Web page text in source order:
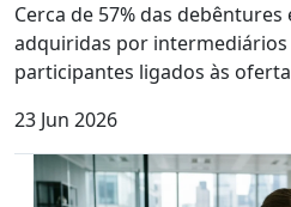
Cerca de 57% das
adquiridas por
participantes ligados às
23 Jun 2026